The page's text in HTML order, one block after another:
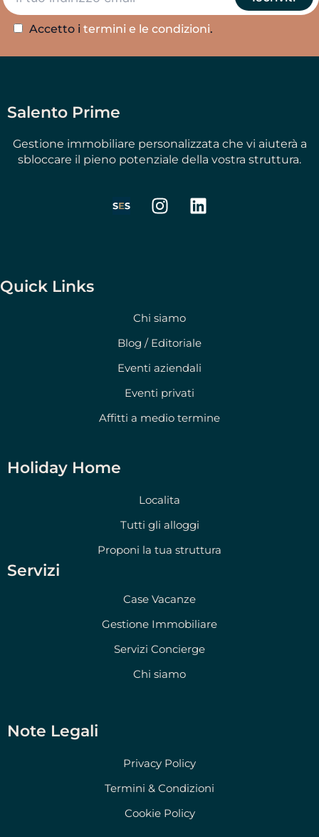
Accetto itermini e le condizioni.
Salento Prime
Gestione immobiliare personalizzata che vi aiuterà a
sbloccare il pieno potenziale della vostra struttura.
I
n
a
m
L
i
Quick Links
Chi siamo
Blog / Editoriale
Eventi aziendali
Eventi privati
Affitti a medio termine
Holiday Home
Localita
Tutti gli alloggi
Proponi la tua struttura
Servizi
Case Vacanze
Gestione Immobiliare
Servizi Concierge
Chi siamo
Note Legali
Privacy Policy
Termini & Condizioni
Cookie Policy